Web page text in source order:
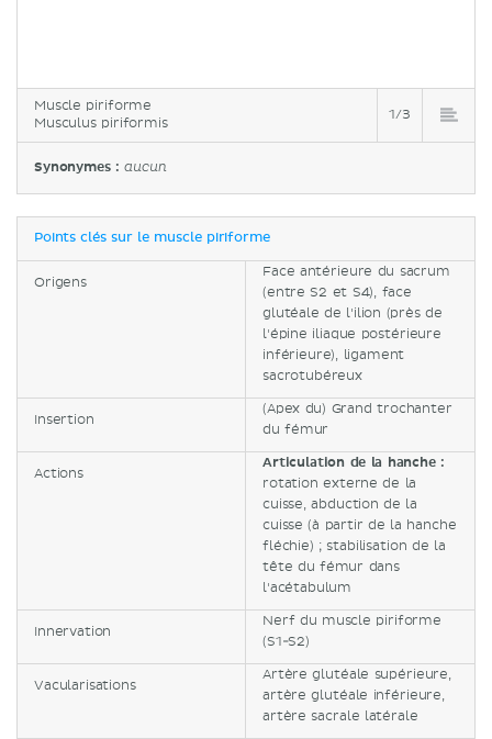
Muscle piriforme
Musculus piriformis
1/3
Synonymes :aucun
Points clés sur le muscle piriforme
Origens
Face antérieure du sacrum
(entre S2 et S4), face
glutéale de l'ilion (près de
l'épine iliaque postérieure
inférieure), ligament
sacrotubéreux
Insertion
(Apex du) Grand trochanter
du fémur
Actions
Articulation de la hanche :
rotation externe de la
cuisse, abduction de la
cuisse (à partir de la hanche
fléchie) ; stabilisation de la
tête du fémur dans
l'acétabulum
Innervation
Nerf du muscle piriforme
(S1-S2)
Vacularisations
Artère glutéale supérieure,
artère glutéale inférieure,
artère sacrale latérale